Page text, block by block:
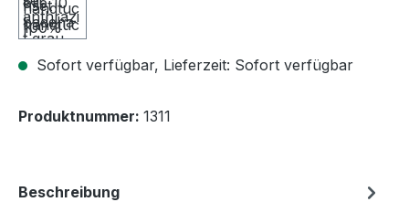
Sofort verfügbar, Lieferzeit: Sofort verfügbar
Produktnummer: 1311
Beschreibung